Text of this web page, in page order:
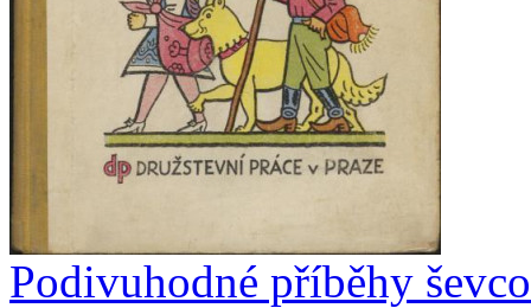
Podivuhodné příběhy